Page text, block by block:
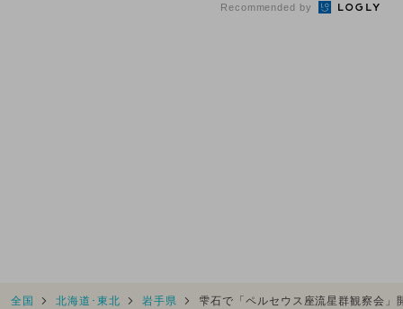
Recommended by
全国 北海道･東北 岩手県 雫石で「ペルセウス座流星群観察会